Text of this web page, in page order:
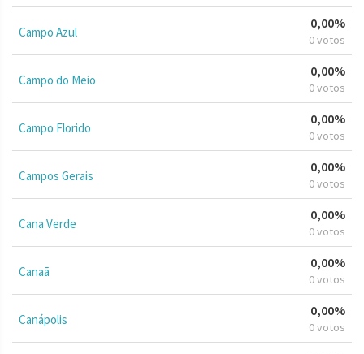
Campo Azul
0,00%
0 votos
Campo do Meio
0,00%
0 votos
Campo Florido
0,00%
0 votos
Campos Gerais
0,00%
0 votos
Cana Verde
0,00%
0 votos
Canaã
0,00%
0 votos
Canápolis
0,00%
0 votos